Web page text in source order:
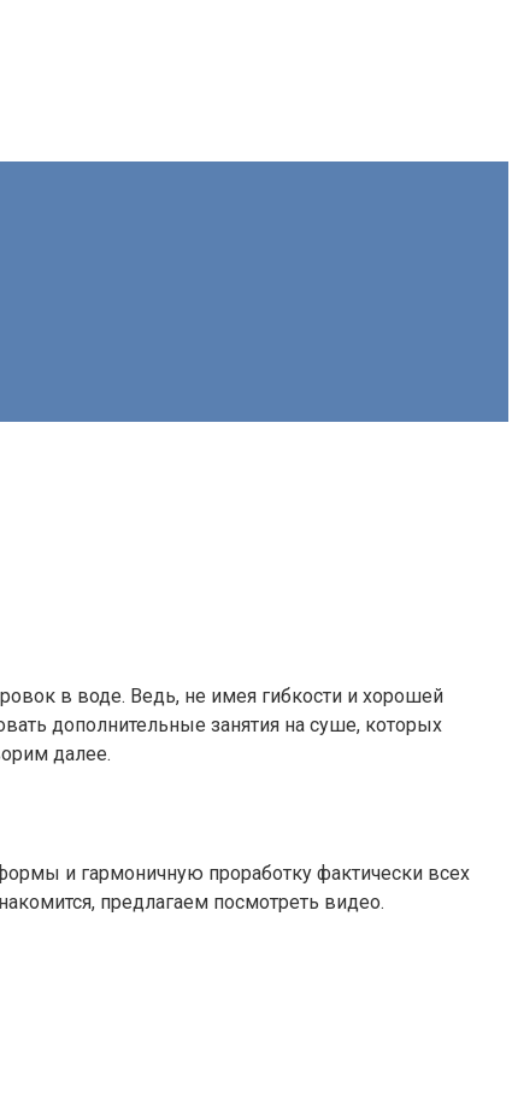
в воде. Ведь, не имея гибкости и хорошей
дополнительные занятия на суше, которых
далее.
и гармоничную проработку фактически всех
предлагаем посмотреть видео.